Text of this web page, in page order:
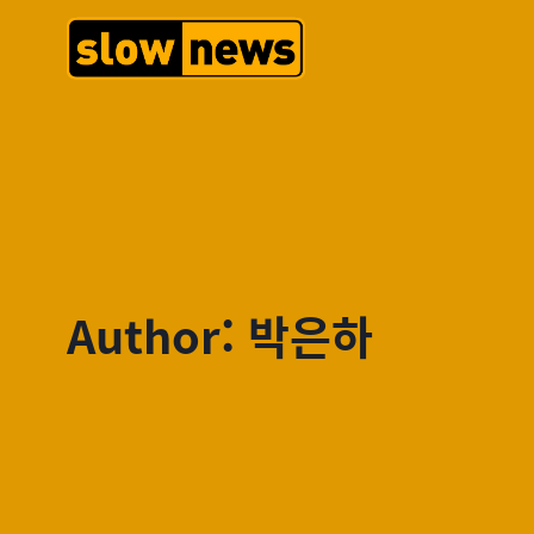
Author: 박은하